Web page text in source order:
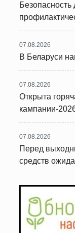
Безопасность
07.08.2026
В Беларуси
07.08.2026
Открыта
кампании-
07.08.2026
Перед
средств